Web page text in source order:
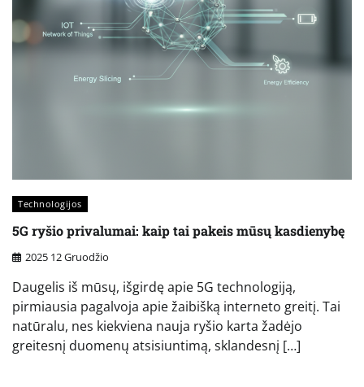
Technologijos
5G ryšio privalumai: kaip tai pakeis mūsų kasdienybę
2025 12 Gruodžio
Daugelis iš mūsų, išgirdę apie 5G technologiją,
pirmiausia pagalvoja apie žaibišką interneto greitį. Tai
natūralu, nes kiekviena nauja ryšio karta žadėjo
greitesnį duomenų atsisiuntimą, sklandesnį […]